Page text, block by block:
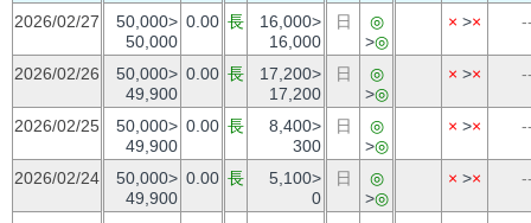
2026/02/27
50,000>
50,000
0.00 長
16,000>
16,000
日
◎
>◎
× >×
2026/02/26
50,000>
49,900
0.00 長
17,200>
17,200
日
◎
>◎
× >×
2026/02/25
50,000>
49,900
0.00 長
8,400>
300
日
◎
>◎
× >×
2026/02/24
50,000>
49,900
0.00 長
5,100>
0
日
◎
>◎
× >×